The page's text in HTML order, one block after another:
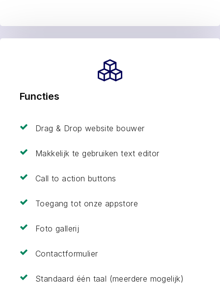
Functies
Drag & Drop website bouwer
Makkelijk te gebruiken text editor
Call to action buttons
Toegang tot onze appstore
Foto gallerij
Contactformulier
Standaard één taal (meerdere mogelijk)